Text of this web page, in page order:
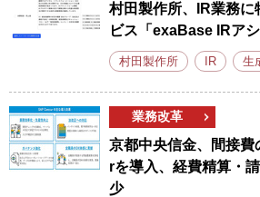
村田製作所、IR業務
ビス「exaBase IRア
村田製作所 IR 生
業務改革
京都中央信金、間接
rを導入、経費精算・
少